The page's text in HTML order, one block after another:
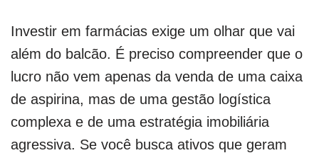
Investir em farmácias exige um olhar que vai
além do balcão. É preciso compreender que o
lucro não vem apenas da venda de uma caixa
de aspirina, mas de uma gestão logística
complexa e de uma estratégia imobiliária
agressiva. Se você busca ativos que geram